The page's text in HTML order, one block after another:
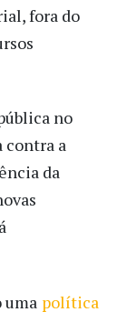
fora do
no
contra a
da
uma política